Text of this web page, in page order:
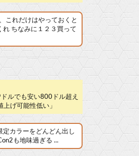
これだけはやっておくと
れ ちなみに１２３買って
ルでも安い800ドル超え
上げ可能性低い」
定カラーをどんどん出し
も地味過ぎる ...